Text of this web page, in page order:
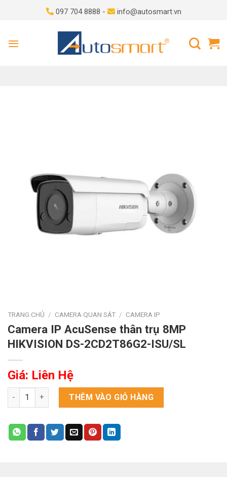
097 704 8888 - info@autosmart.vn
TRANG CHỦ / CAMERA QUAN SÁT / CAMERA IP
Camera IP AcuSense thân trụ 8MP
HIKVISION DS-2CD2T86G2-ISU/SL
Giá: Liên Hệ
Camera IP AcuSense thân trụ 8MP HIKVISION DS-
THÊM VÀO GIỎ HÀNG